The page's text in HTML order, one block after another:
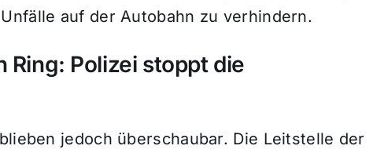
auf der Autobahn zu verhindern.
Ring: Polizei stoppt die
jedoch überschaubar. Die Leitstelle der